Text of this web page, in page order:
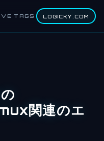
TAGS LOGICKY.COM
関連のエ